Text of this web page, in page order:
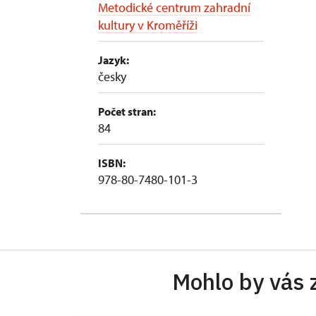
Metodické centrum zahradní
kultury v Kroměříži
Jazyk:
česky
Počet stran:
84
ISBN:
978-80-7480-101-3
Mohlo by vás